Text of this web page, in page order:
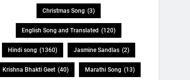
Christmas Song (3)
English Song and Translated (120)
Hindi song (1360) Jasmine Sandlas (2)
Krishna Bhakti Geet (40) Marathi Song (13)